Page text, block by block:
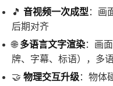
🎵 音视频一次成型 ：画
后期对齐
🌐 多语言文字渲染：画
牌、字幕、标语），多
🤝 物理交互升级：物体